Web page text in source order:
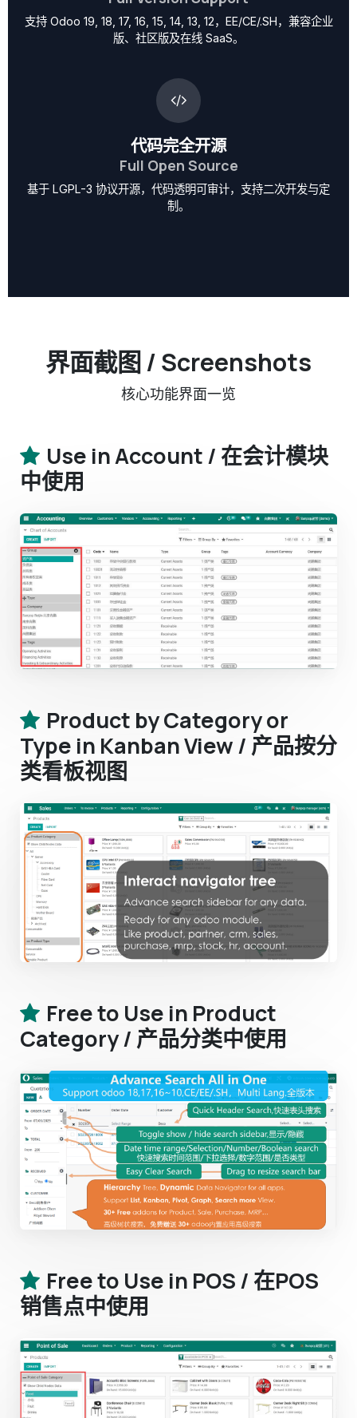
支持 Odoo 19, 18, 17, 16, 15, 14, 13, 12，EE/CE/.SH，兼容企业
版、社区版及在线 SaaS。
代码完全开源
Full Open Source
基于 LGPL-3 协议开源，代码透明可审计，支持二次开发与定
制。
界面截图 / Screenshots
核心功能界面一览
Use in Account / 在会计模块
中使用
Product by Category or
Type in Kanban View / 产品按分
类看板视图
Free to Use in Product
Category / 产品分类中使用
Free to Use in POS / 在POS
销售点中使用